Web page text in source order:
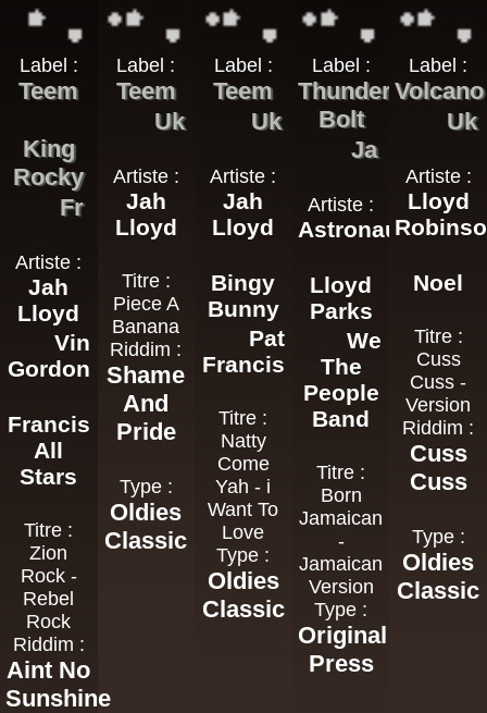
Label :
Teem
King
Rocky
Fr
Artiste :
Jah
Lloyd
Vin
Gordon
Francis
All
Stars
Titre :
Zion
Rock -
Rebel
Rock
Riddim :
Aint No
Sunshine
Label :
Teem
Uk
Artiste :
Jah
Lloyd
Titre :
Piece A
Banana
Riddim :
Shame
And
Pride
Type :
Oldies
Classic
Label :
Teem
Uk
Artiste :
Jah
Lloyd
Bingy
Bunny
Pat
Francis
Titre :
Natty
Come
Yah - i
Want To
Love
Type :
Oldies
Classic
Label :
Thunder
Bolt
Ja
Artiste :
Astronauts
Lloyd
Parks
We
The
People
Band
Titre :
Born
Jamaican
-
Jamaican
Version
Type :
Original
Press
Label :
Volcano
Uk
Artiste :
Lloyd
Noel
Titre :
Cuss
Cuss -
Version
Riddim :
Cuss
Cuss
Type :
Oldies
Classic